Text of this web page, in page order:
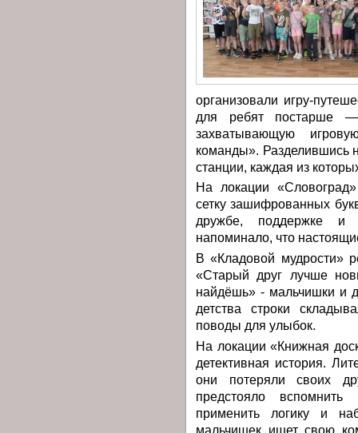
организовали игру-
для ребят
захватывающую
команды». Разделившись
станции, каждая из
На локации
сетку зашифрованных
дружбе, поддержке и
напоминало, что
В «Кладовой мудрости»
«Старый друг лучше
найдёшь» - мальчишки и
детства строки
поводы для улыбок.
На локации «Книжная
детективная история.
они потеряли своих
предстояло
применить логику и
мальчишек ищет свою